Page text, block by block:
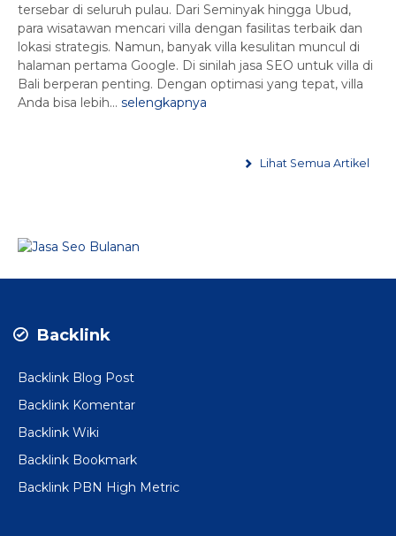
tersebar di seluruh pulau. Dari Seminyak hingga Ubud,
para wisatawan mencari villa dengan fasilitas terbaik dan
lokasi strategis. Namun, banyak villa kesulitan muncul di
halaman pertama Google. Di sinilah jasa SEO untuk villa di
Bali berperan penting. Dengan optimasi yang tepat, villa
Anda bisa lebih... selengkapnya
Lihat Semua Artikel
Backlink
Backlink Blog Post
Backlink Komentar
Backlink Wiki
Backlink Bookmark
Backlink PBN High Metric